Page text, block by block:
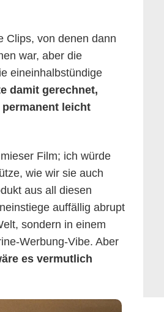
Clips, von denen dann
war, aber die
eineinhalbstündige
damit gerechnet,
leicht
Film; ich würde
wie wir sie auch
aus all diesen
auffällig abrupt
sondern in einem
Werbung-Vibe. Aber
es vermutlich